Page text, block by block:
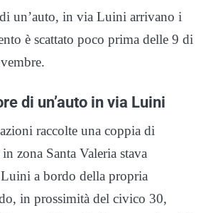
un’auto, in via Luini arrivano i
è scattato poco prima delle 9 di
di un’auto in via Luini
raccolte una coppia di
zona Santa Valeria stava
a bordo della propria
in prossimità del civico 30,